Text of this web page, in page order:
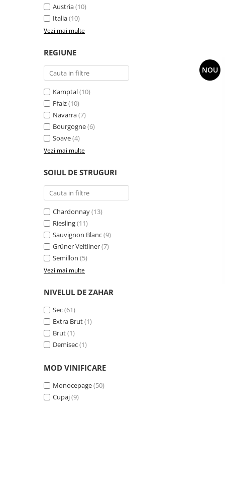
Austria(10)
Italia(10)
Vezi mai multe
REGIUNE
Kamptal(10)
Pfalz(10)
Navarra(7)
Bourgogne(6)
Soave(4)
Vezi mai multe
SOIUL DE STRUGURI
Chardonnay(13)
Riesling(11)
Sauvignon Blanc(9)
Grüner Veltliner(7)
Semillon (5)
Vezi mai multe
NIVELUL DE ZAHAR
Sec(61)
Extra Brut(1)
Brut(1)
Demisec(1)
MOD VINIFICARE
Monocepage(50)
Cupaj(9)
NOU